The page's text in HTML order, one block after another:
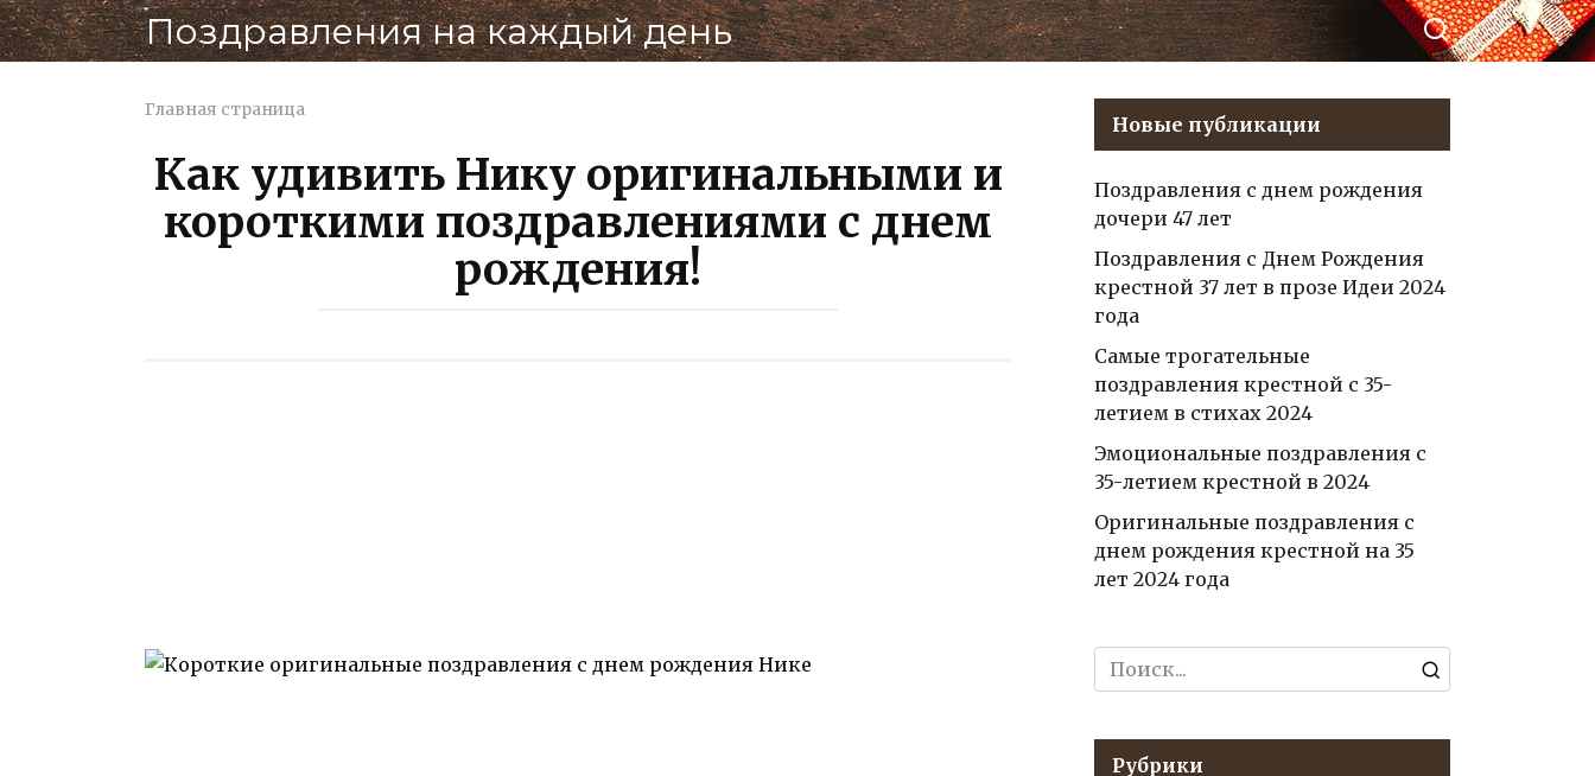
Перейти
к
Поздравления на каждый день
Главная страница
Как удивить Нику оригинальными и
короткими поздравлениями с днем
рождения!
Новые публикации
Поздравления с днем рождения
дочери 47 лет
Поздравления с Днем Рождения
крестной 37 лет в прозе Идеи 2024
года
Самые трогательные
поздравления крестной с 35-
летием в стихах 2024
Эмоциональные поздравления с
35-летием крестной в 2024
Оригинальные поздравления с
днем рождения крестной на 35
лет 2024 года
Search
for:
Рубрики
море позитива и
незабываемые эмоции!